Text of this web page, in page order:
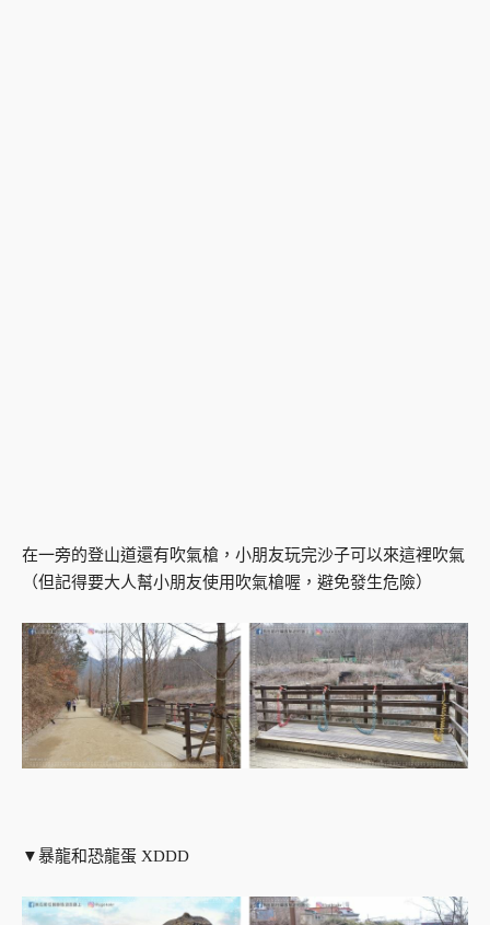
在一旁的登山道還有吹氣槍，小朋友玩完沙子可以來這裡吹氣
（但記得要大人幫小朋友使用吹氣槍喔，避免發生危險）
▼暴龍和恐龍蛋 XDDD